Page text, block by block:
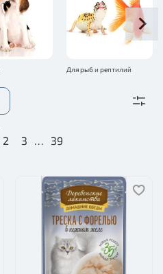
Для рыб и рептилий
2 3 … 39